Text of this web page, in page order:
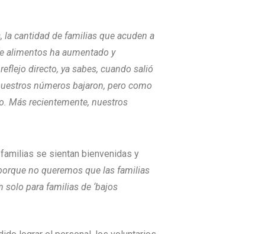
la cantidad de familias que acuden a
alimentos ha aumentado y
directo, ya sabes, cuando salió
números bajaron, pero como
Más recientemente, nuestros
se sientan bienvenidas y
no queremos que las familias
para familias de ‘bajos